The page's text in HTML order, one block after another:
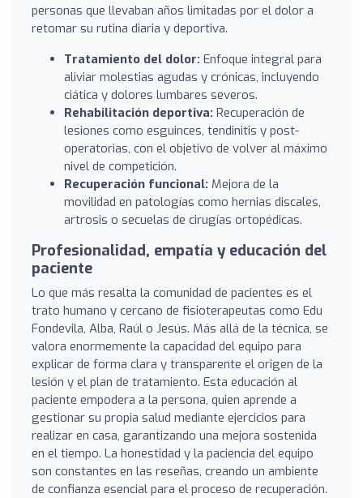
personas que llevaban años limitadas por el dolor a
retomar su rutina diaria y deportiva.
Tratamiento del dolor: Enfoque integral para
aliviar molestias agudas y crónicas, incluyendo
ciática y dolores lumbares severos.
Rehabilitación deportiva: Recuperación de
lesiones como esguinces, tendinitis y post-
operatorias, con el objetivo de volver al máximo
nivel de competición.
Recuperación funcional: Mejora de la
movilidad en patologías como hernias discales,
artrosis o secuelas de cirugías ortopédicas.
Profesionalidad, empatía y educación del
paciente
Lo que más resalta la comunidad de pacientes es el
trato humano y cercano de fisioterapeutas como Edu
Fondevila, Alba, Raúl o Jesús. Más allá de la técnica, se
valora enormemente la capacidad del equipo para
explicar de forma clara y transparente el origen de la
lesión y el plan de tratamiento. Esta educación al
paciente empodera a la persona, quien aprende a
gestionar su propia salud mediante ejercicios para
realizar en casa, garantizando una mejora sostenida
en el tiempo. La honestidad y la paciencia del equipo
son constantes en las reseñas, creando un ambiente
de confianza esencial para el proceso de recuperación.